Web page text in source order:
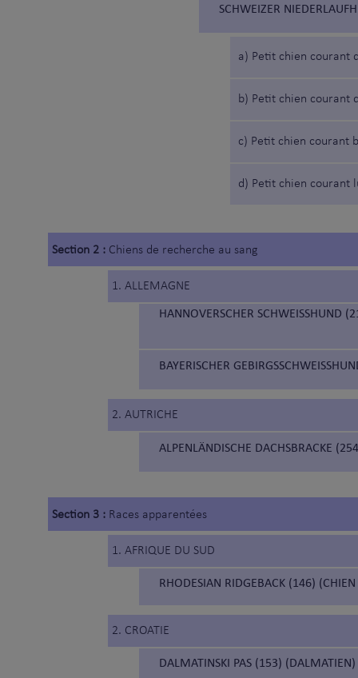
SCHWEIZER
a) Petit chien courant
b) Petit chien courant
c) Petit chien courant
d) Petit chien courant
Section 2 : Chiens de recherche au sang
1. ALLEMAGNE
HANNOVERSCHER SCHWEISSHUND
BAYERISCHER
2. AUTRICHE
ALPENLÄNDISCHE DACHSBRACKE
Section 3 : Races apparentées
1. AFRIQUE DU SUD
RHODESIAN RIDGEBACK (146)
2. CROATIE
DALMATINSKI PAS (153) (DALMATIEN)